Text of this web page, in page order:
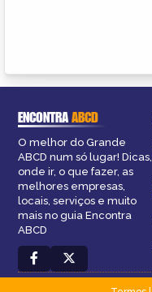
ENCONTRAABCD
O melhor do Grande
ABCD num só lugar! Dicas,
onde ir, o que fazer, as
melhores empresas,
locais, serviços e muito
mais no guia Encontra
ABCD